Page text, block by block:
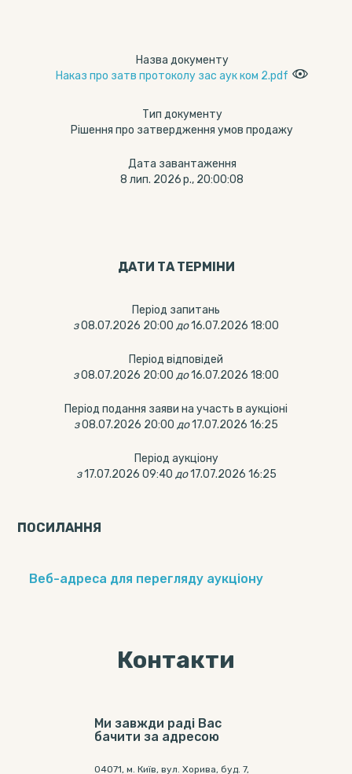
Назва документу
Наказ про затв протоколу зас аук ком 2.pdf
Тип документу
Рішення про затвердження умов продажу
Дата завантаження
8 лип. 2026 р., 20:00:08
ДАТИ ТА ТЕРМIНИ
Період запитань
з08.07.2026 20:00 до16.07.2026 18:00
Період відповідей
з08.07.2026 20:00 до16.07.2026 18:00
Період подання заяви на участь в аукціоні
з08.07.2026 20:00 до17.07.2026 16:25
Період аукціону
з 17.07.2026 09:40 до 17.07.2026 16:25
ПОСИЛАННЯ
Веб-адреса для перегляду аукціону
Контакти
Ми завжди раді Вас
бачити за адресою
04071, м. Київ, вул. Хорива, буд. 7,